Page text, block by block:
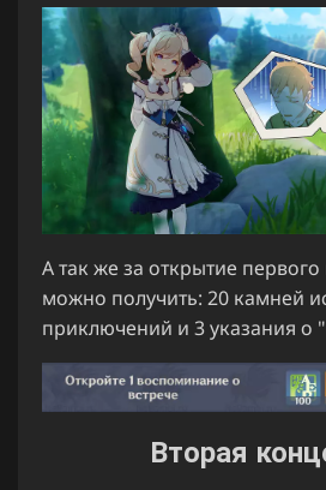
А так же за открытие
можно получить: 20 камней
приключений и 3 указания о
Вторая